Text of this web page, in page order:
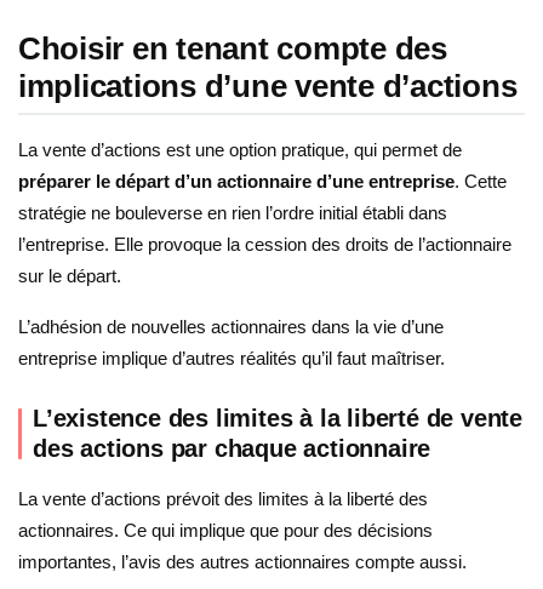
Choisir en tenant compte des
implications d’une vente d’actions
La vente d’actions est une option pratique, qui permet de
préparer le départ d’un actionnaire d’une entreprise. Cette
stratégie ne bouleverse en rien l’ordre initial établi dans
l’entreprise. Elle provoque la cession des droits de l’actionnaire
sur le départ.
L’adhésion de nouvelles actionnaires dans la vie d’une
entreprise implique d’autres réalités qu’il faut maîtriser.
L’existence des limites à la liberté de vente
des actions par chaque actionnaire
La vente d’actions prévoit des limites à la liberté des
actionnaires. Ce qui implique que pour des décisions
importantes, l’avis des autres actionnaires compte aussi.